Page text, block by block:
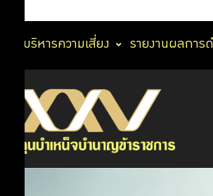
การบริหารความเสี่ยง รายงานผลการด
การ
กำกับ
Policy
นโยบาย
ต่อต้าน